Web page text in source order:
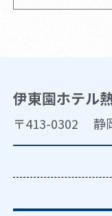
伊東園ホテル
〒413-0302 静